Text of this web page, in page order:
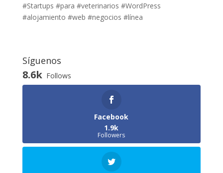
#Startups #para #veterinarios #WordPress
#alojamiento #web #negocios #línea
Síguenos
8.6k Follows
Facebook
1.9k
Followers